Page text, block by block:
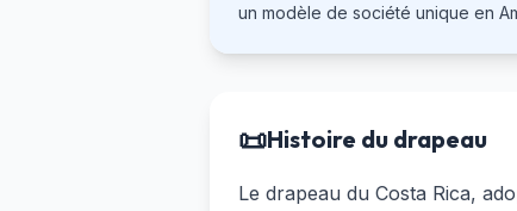
un modèle de société unique en
📜Histoire du drapeau
Le drapeau du Costa Rica,